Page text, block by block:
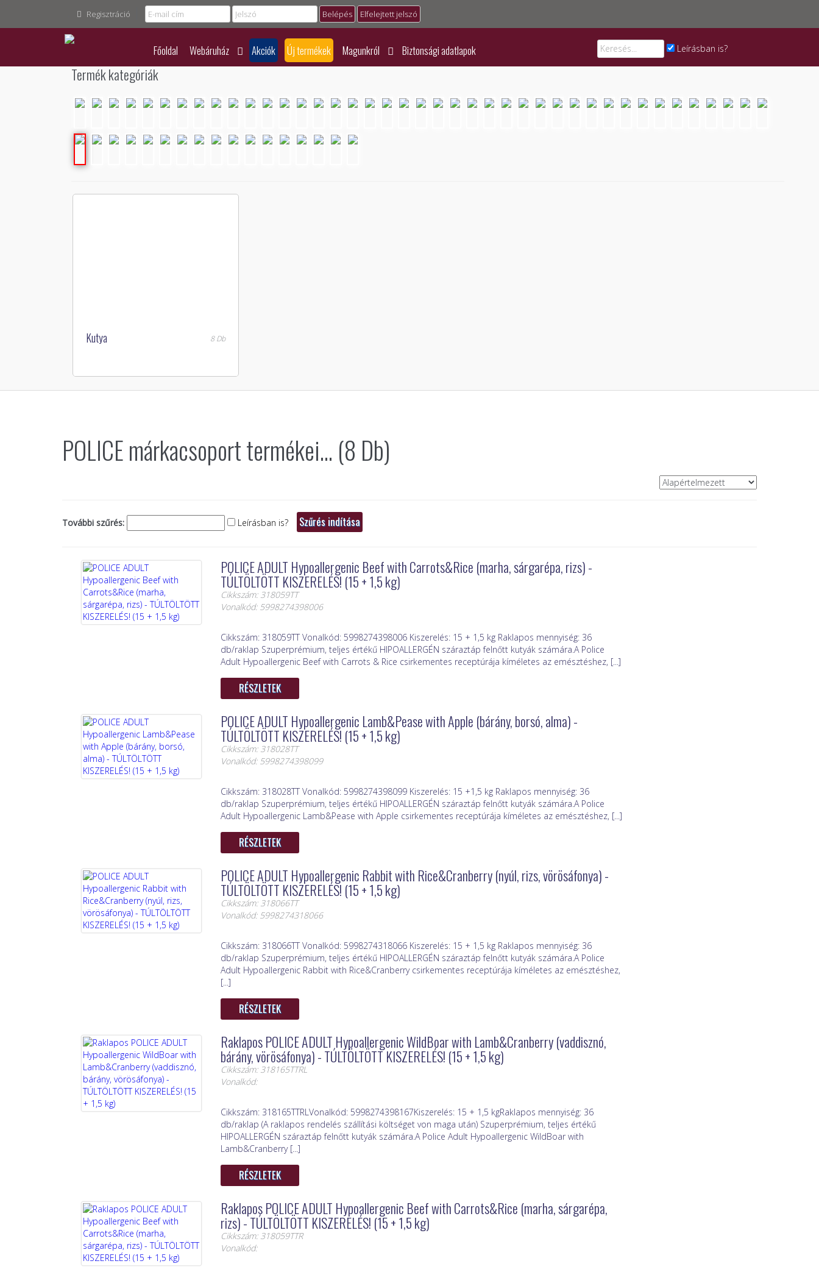
Regisztráció Elfelejtett jelszó
Főoldal Webáruház Akciók Új termékek Magunkról Biztonsági adatlapok Leírásban is?
Termék kategóriák
Kutya 8 Db
POLICE márkacsoport termékei... (8 Db)
További szűrés: Leírásban is?
POLICE ADULT Hypoallergenic Beef with Carrots&Rice (marha, sárgarépa, rizs) -
TÚLTÖLTÖTT KISZERELÉS! (15 + 1,5 kg)
Cikkszám: 318059TT
Vonalkód: 5998274398006
Cikkszám: 318059TT Vonalkód: 5998274398006 Kiszerelés: 15 + 1,5 kg Raklapos mennyiség: 36
db/raklap Szuperprémium, teljes értékű HIPOALLERGÉN száraztáp felnőtt kutyák számára.A Police
Adult Hypoallergenic Beef with Carrots & Rice csirkementes receptúrája kíméletes az emésztéshez, [...]
RÉSZLETEK
POLICE ADULT Hypoallergenic Lamb&Pease with Apple (bárány, borsó, alma) -
TÚLTÖLTÖTT KISZERELÉS! (15 + 1,5 kg)
Cikkszám: 318028TT
Vonalkód: 5998274398099
Cikkszám: 318028TT Vonalkód: 5998274398099 Kiszerelés: 15 +1,5 kg Raklapos mennyiség: 36
db/raklap Szuperprémium, teljes értékű HIPOALLERGÉN száraztáp felnőtt kutyák számára.A Police
Adult Hypoallergenic Lamb&Pease with Apple csirkementes receptúrája kíméletes az emésztéshez, [...]
RÉSZLETEK
POLICE ADULT Hypoallergenic Rabbit with Rice&Cranberry (nyúl, rizs, vörösáfonya) -
TÚLTÖLTÖTT KISZERELÉS! (15 + 1,5 kg)
Cikkszám: 318066TT
Vonalkód: 5998274318066
Cikkszám: 318066TT Vonalkód: 5998274318066 Kiszerelés: 15 + 1,5 kg Raklapos mennyiség: 36
db/raklap Szuperprémium, teljes értékű HIPOALLERGÉN száraztáp felnőtt kutyák számára.A Police
Adult Hypoallergenic Rabbit with Rice&Cranberry csirkementes receptúrája kíméletes az emésztéshez,
[...]
RÉSZLETEK
Raklapos POLICE ADULT Hypoallergenic WildBoar with Lamb&Cranberry (vaddisznó,
bárány, vörösáfonya) - TÚLTÖLTÖTT KISZERELÉS! (15 + 1,5 kg)
Cikkszám: 318165TTRL
Vonalkód:
Cikkszám: 318165TTRLVonalkód: 5998274398167Kiszerelés: 15 + 1,5 kgRaklapos mennyiség: 36
db/raklap (A raklapos rendelés szállítási költséget von maga után) Szuperprémium, teljes értékű
HIPOALLERGÉN száraztáp felnőtt kutyák számára.A Police Adult Hypoallergenic WildBoar with
Lamb&Cranberry [...]
RÉSZLETEK
Raklapos POLICE ADULT Hypoallergenic Beef with Carrots&Rice (marha, sárgarépa,
rizs) - TÚLTÖLTÖTT KISZERELÉS! (15 + 1,5 kg)
Cikkszám: 318059TTR
Vonalkód: